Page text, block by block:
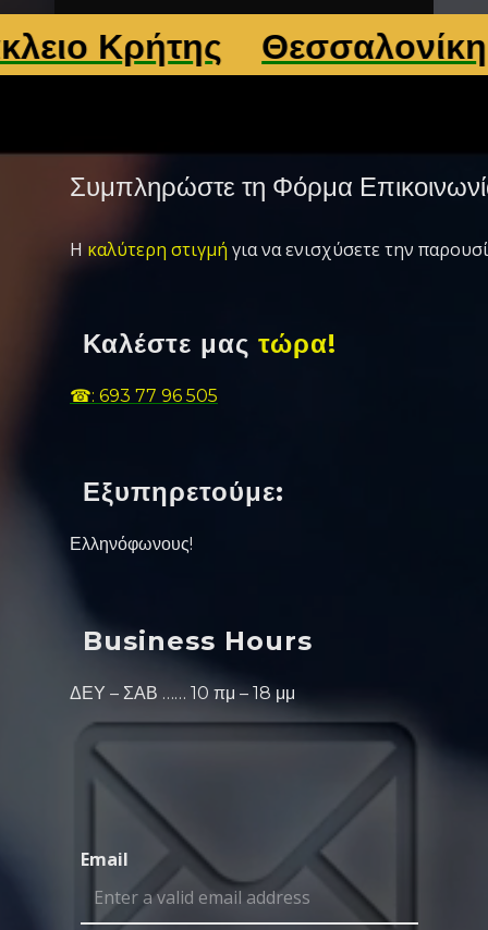
Θεσσαλονίκη
Συμπληρώστε τη Φόρμα
Η καλύτερη στιγμή για να ενισχύσετε την
Καλέστε μας τώρα!
☎: 693 77 96 505
Εξυπηρετούμε:
Ελληνόφωνους!
Business Hours
ΔΕΥ – ΣΑΒ …… 10 πμ – 18 μμ
Email